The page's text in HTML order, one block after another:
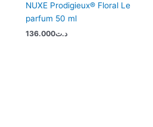
NUXE Prodigieux® Floral Le
parfum 50 ml
د.ت136.000